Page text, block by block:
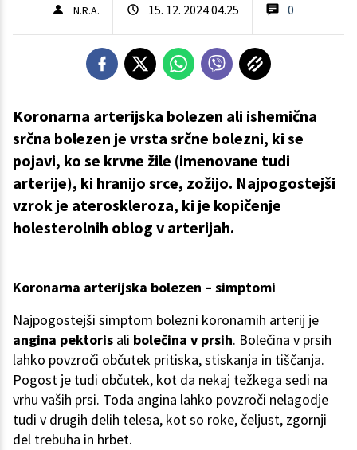
N.R.A. 15. 12. 2024 04.25 0
Koronarna arterijska bolezen ali ishemična
srčna bolezen je vrsta srčne bolezni, ki se
pojavi, ko se krvne žile (imenovane tudi
arterije), ki hranijo srce, zožijo. Najpogostejši
vzrok je ateroskleroza, ki je kopičenje
holesterolnih oblog v arterijah.
Koronarna arterijska bolezen – simptomi
Najpogostejši simptom bolezni koronarnih arterij je
angina pektoris ali bolečina v prsih. Bolečina v prsih
lahko povzroči občutek pritiska, stiskanja in tiščanja.
Pogost je tudi občutek, kot da nekaj težkega sedi na
vrhu vaših prsi. Toda angina lahko povzroči nelagodje
tudi v drugih delih telesa, kot so roke, čeljust, zgornji
del trebuha in hrbet.